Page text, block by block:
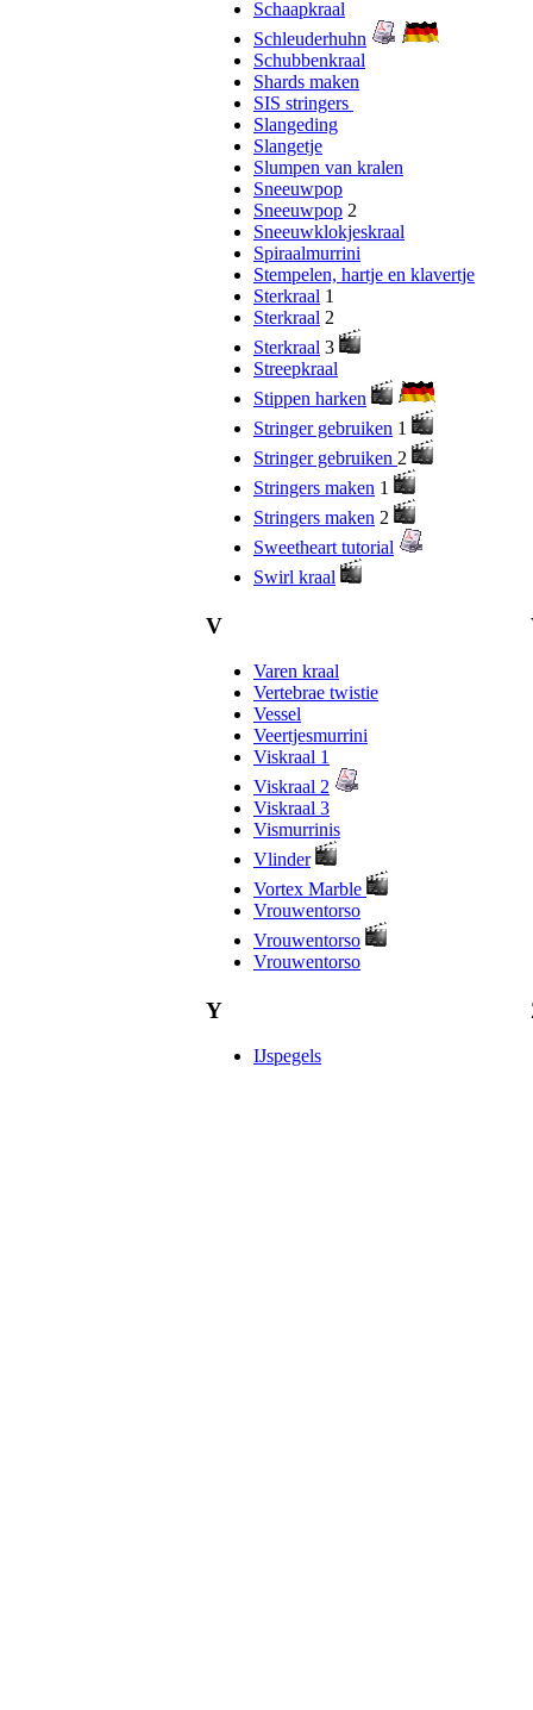
Schaapkraal
Schleuderhuhn
Schubbenkraal
Shards maken
SIS stringers
Slangeding
Slangetje
Slumpen van kralen
Sneeuwpop
Sneeuwpop 2
Sneeuwklokjeskraal
Spiraalmurrini
Stempelen, hartje en klavertje
Sterkraal 1
Sterkraal 2
Sterkraal 3
Streepkraal
Stippen harken
Stringer gebruiken 1
Stringer gebruiken 2
Stringers maken 1
Stringers maken 2
Sweetheart tutorial
Swirl kraal
V
Varen kraal
Vertebrae twistie
Vessel
Veertjesmurrini
Viskraal 1
Viskraal 2
Viskraal 3
Vismurrinis
Vlinder
Vortex Marble
Vrouwentorso
Vrouwentorso
Vrouwentorso
Y
IJspegels